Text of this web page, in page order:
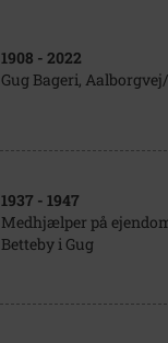
1908 - 2022
Gug Bageri,
1937 - 1947
Medhjælper på
Betteby i Gug